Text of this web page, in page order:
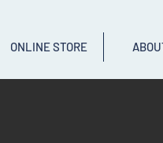
ONLINE STORE